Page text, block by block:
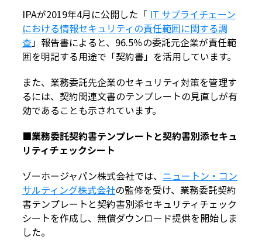
IPAが2019年4月に公開した「 IT サプライチェーン
における情報セキュリティの責任範囲に関する調
査」報告書によると、96.5％の委託元企業が責任範
囲を明記する用途で「契約書」を活用しています。
また、業務委託先企業のセキュリティ対策を管理す
るには、契約関連文書のテンプレートの見直しが有
効であることも示されています。
■業務委託契約書テンプレートと契約書別添セキュ
リティチェックシート
ゾーホージャパン株式会社では、 ニュートン・コン
サルティング株式会社の監修を受け、業務委託契約
書テンプレートと契約書別添セキュリティチェック
シートを作成し、無償ダウンロード提供を開始しま
した。